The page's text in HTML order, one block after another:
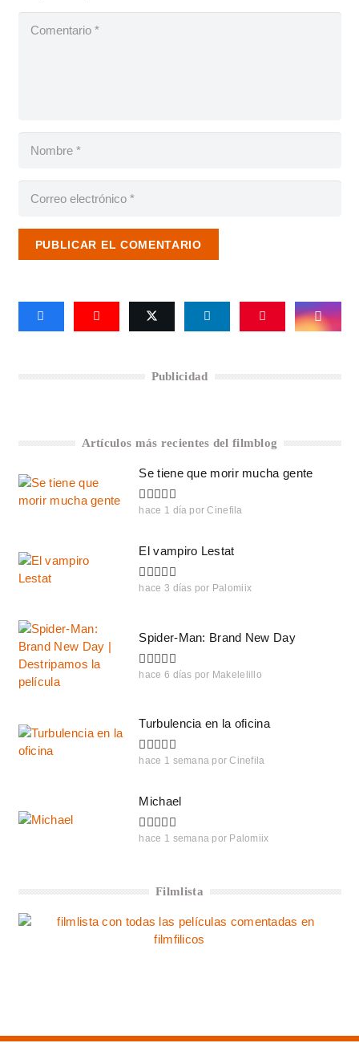
PUBLICAR EL COMENTARIO
Publicidad
Artículos más recientes del filmblog
Se tiene que morir mucha gente
hace 1 día por Cinefila
El vampiro Lestat
hace 3 días por Palomiix
Spider-Man: Brand New Day
hace 6 días por Makelelillo
Turbulencia en la oficina
hace 1 semana por Cinefila
Michael
hace 1 semana por Palomiix
Filmlista